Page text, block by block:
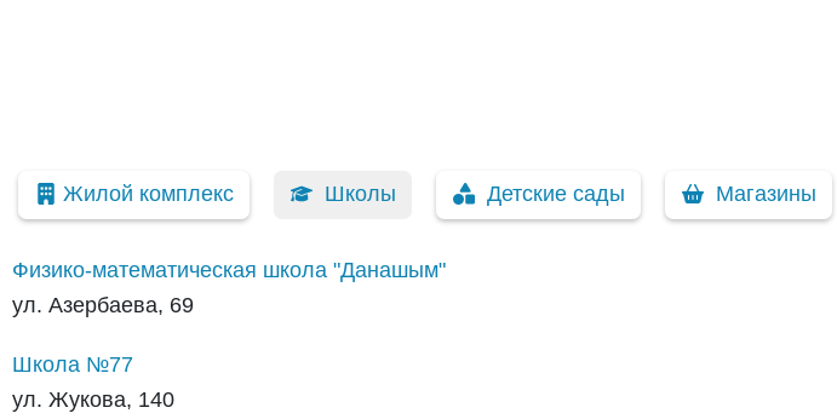
Жилой комплекс Школы Детские сады Магазины
Физико-математическая школа "Данашым"
ул. Азербаева, 69
Школа №77
ул. Жукова, 140